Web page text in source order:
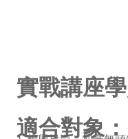
實戰講座
適合對象：